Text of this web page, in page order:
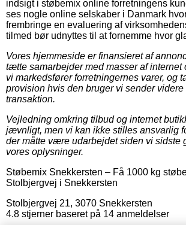
indsigt i støbemix online forretningens
ses nogle online selskaber i Danmark
frembringe en evaluering af
tilmed bør udnyttes til at fornemme hvor
Vores hjemmeside er finansieret af
tætte samarbejder med masser af internet
vi markedsfører forretningernes varer, og
provision hvis den bruger vi sender
transaktion.
Vejledning omkring tilbud og internet
jævnligt, men vi kan ikke stilles ansvarlig
der måtte være udarbejdet siden vi sidste
vores oplysninger.
Støbemix Snekkersten – Få 1000 kg
Stolbjergvej i Snekkersten
Stolbjergvej 21, 3070 Snekkersten
4.8 stjerner baseret på 14 anmeldelser